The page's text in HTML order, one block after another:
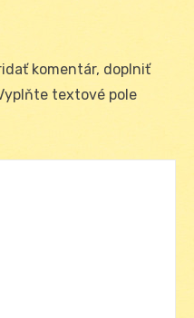
komentár, doplniť
textové pole